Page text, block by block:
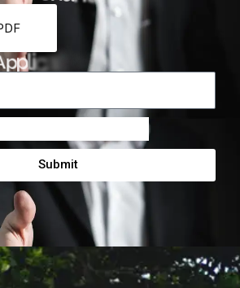
pplicat nFo
Submit